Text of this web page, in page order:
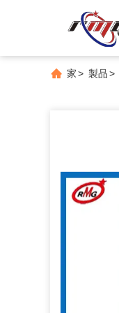
家> 製品>